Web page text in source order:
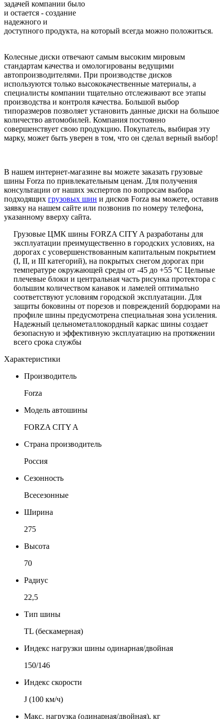
задачей компании было
и остается - создание
надежного и
доступного продукта, на который всегда можно положиться.
Колесные диски отвечают самым высоким мировым
стандартам качества и омологированы ведущими
автопроизводителями. При производстве дисков
используются только высококачественные материалы, а
специалисты компании тщательно отслеживают все этапы
производства и контроля качества. Большой выбор
типоразмеров позволяет установить данные диски на большое
количество автомобилей. Компания постоянно
совершенствует свою продукцию. Покупатель, выбирая эту
марку, может быть уверен в том, что он сделал верный выбор!
В нашем интернет-магазине вы можете заказать грузовые
шины Forza по привлекательным ценам. Для получения
консультации от наших экспертов по вопросам выбора
подходящих грузовых шин и дисков Forza вы можете, оставив
заявку на нашем сайте или позвонив по номеру телефона,
указанному вверху сайта.
Грузовые ЦМК шины FORZA CITY A разработаны для
эксплуатации преимущественно в городских условиях, на
дорогах с усовершенствованным капитальным покрытием
(I, II, и III категорий), на покрытых снегом дорогах при
температуре окружающей среды от -45 до +55 °С Цельные
плечевые блоки и центральная часть рисунка протектора с
большим количеством канавок и ламелей оптимально
соответствуют условиям городской эксплуатации. Для
защиты боковины от порезов и повреждений бордюрами на
профиле шины предусмотрена специальная зона усиления.
Надежный цельнометаллокордный каркас шины создает
безопасную и эффективную эксплуатацию на протяжении
всего срока службы
Характеристики
Производитель
Forza
Модель автошины
FORZA CITY A
Страна производитель
Россия
Сезонность
Всесезонные
Ширина
275
Высота
70
Радиус
22,5
Тип шины
TL (бескамерная)
Индекс нагрузки шины одинарная/двойная
150/146
Индекс скорости
J (100 км/ч)
Макс. нагрузка (одинарная/двойная), кг